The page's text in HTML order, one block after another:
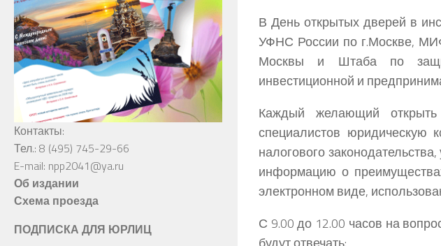
В День открытых дверей в
УФНС России по г.Москве,
Москвы и Штаба по
инвестиционной и
Каждый желающий
специалистов юридическую
налогового
информацию о
электронном виде,
С 9.00 до 12.00 часов на
Контакты:
Тел.: 8 (495) 745-29-66
E-mail: npp2041@ya.ru
Об издании
Схема проезда
ПОДПИСКА ДЛЯ ЮРЛИЦ